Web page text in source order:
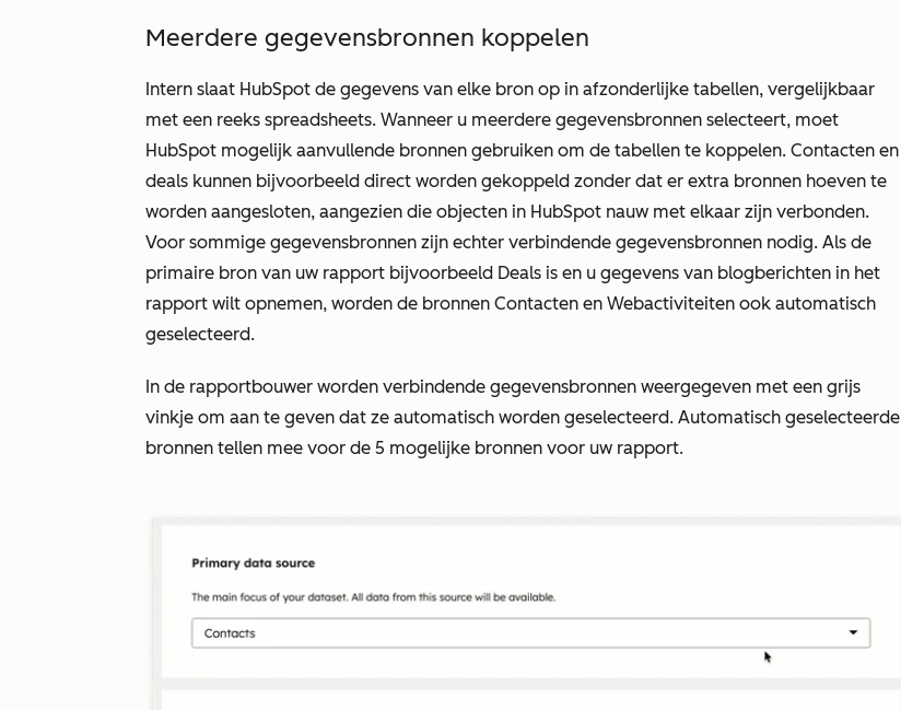
Meerdere gegevensbronnen koppelen
Intern slaat HubSpot de gegevens van elke bron op in afzonderlijke tabellen, vergelijkbaar
met een reeks spreadsheets. Wanneer u meerdere gegevensbronnen selecteert, moet
HubSpot mogelijk aanvullende bronnen gebruiken om de tabellen te koppelen. Contacten en
deals kunnen bijvoorbeeld direct worden gekoppeld zonder dat er extra bronnen hoeven te
worden aangesloten, aangezien die objecten in HubSpot nauw met elkaar zijn verbonden.
Voor sommige gegevensbronnen zijn echter verbindende gegevensbronnen nodig. Als de
primaire bron van uw rapport bijvoorbeeld Deals is en u gegevens van blogberichten in het
rapport wilt opnemen, worden de bronnen Contacten en Webactiviteiten ook automatisch
geselecteerd.
In de rapportbouwer worden verbindende gegevensbronnen weergegeven met een grijs
vinkje om aan te geven dat ze automatisch worden geselecteerd. Automatisch geselecteerde
bronnen tellen mee voor de 5 mogelijke bronnen voor uw rapport.